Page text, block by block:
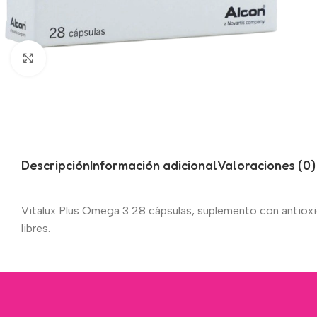
DescripciónInformación adicionalValoraciones (0)
Vitalux Plus Omega 3 28 cápsulas, suplemento con
libres.